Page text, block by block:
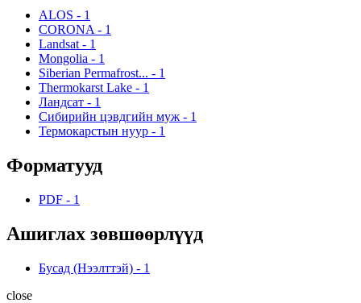
ALOS - 1
CORONA - 1
Landsat - 1
Mongolia - 1
Siberian Permafrost... - 1
Thermokarst Lake - 1
Ландсат - 1
Сибирийн цэвдгийн муж - 1
Термокарстын нуур - 1
Форматууд
PDF - 1
Ашиглах зөвшөөрлүүд
Бусад (Нээлттэй) - 1
close